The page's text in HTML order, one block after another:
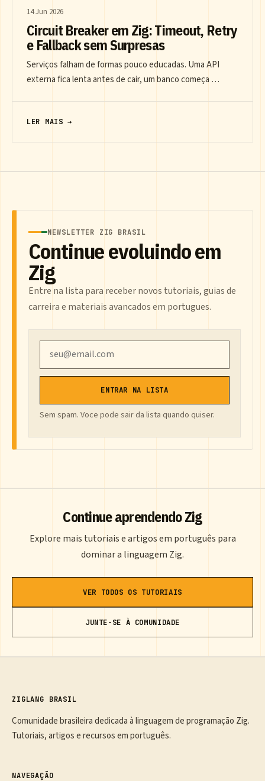
14 Jun 2026
Circuit Breaker em Zig: Timeout, Retry
e Fallback sem Surpresas
Serviços falham de formas pouco educadas. Uma API
externa fica lenta antes de cair, um banco começa …
LER MAIS →
NEWSLETTER ZIG BRASIL
Continue evoluindo em
Zig
Entre na lista para receber novos tutoriais, guias de
carreira e materiais avancados em portugues.
ENTRAR NA LISTA
Sem spam. Voce pode sair da lista quando quiser.
Continue aprendendo Zig
Explore mais tutoriais e artigos em português para
dominar a linguagem Zig.
VER TODOS OS TUTORIAIS
JUNTE-SE À COMUNIDADE
ZIGLANG BRASIL
Comunidade brasileira dedicada à linguagem de programação Zig.
Tutoriais, artigos e recursos em português.
NAVEGAÇÃO